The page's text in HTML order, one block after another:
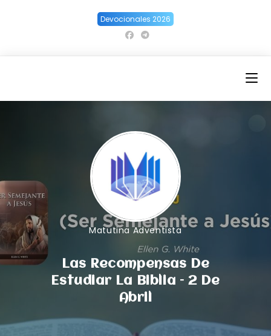
Devocionales 2026
Matutina Adventista
Las Recompensas De
Estudiar La Biblia – 2 De
Abril